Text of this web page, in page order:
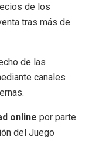
de los
tras más de
de las
canales
online por parte
del Juego